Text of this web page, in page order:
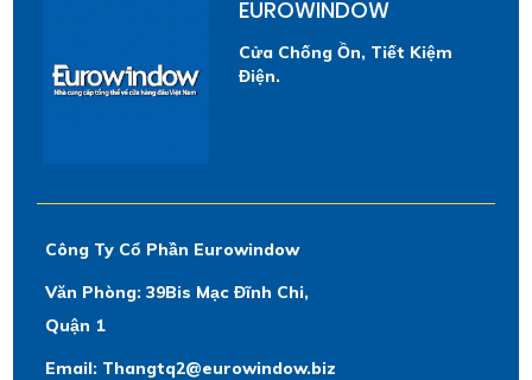
EUROWINDOW
Cửa Chống Ồn, Tiết Kiệm
Điện.
Công Ty Cổ Phần Eurowindow
Văn Phòng: 39Bis Mạc Đĩnh Chi,
Quận 1
Email: Thangtq2@eurowindow.biz